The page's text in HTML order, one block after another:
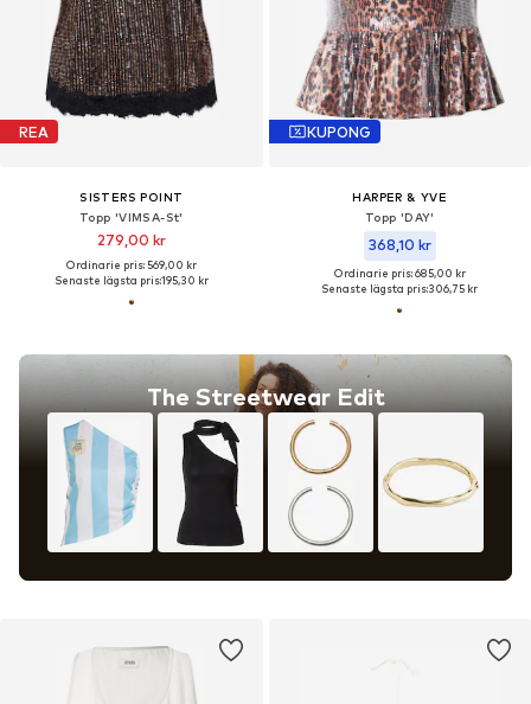
REA
SISTERS POINT
Topp 'VIMSA-St'
279,00 kr
Ordinarie pris: 569,00 kr
Senaste lägsta pris:195,30 kr
The Streetwear Edit
KUPONG
HARPER & YVE
Topp 'DAY'
368,10 kr
Ordinarie pris: 685,00 kr
Senaste lägsta pris:306,75 kr